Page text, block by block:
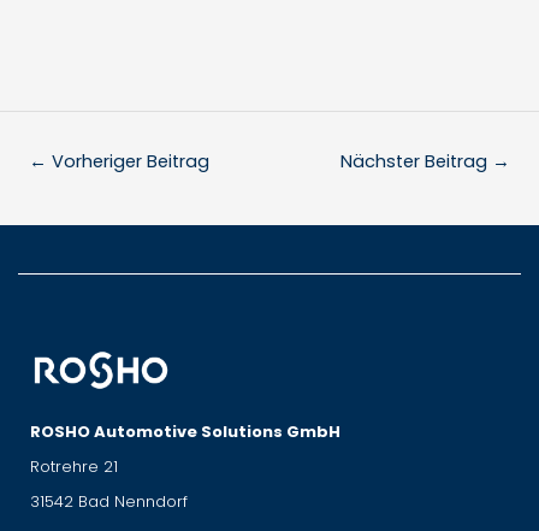
← Vorheriger Beitrag Nächster Beitrag →
ROSHO Automotive Solutions GmbH
Rotrehre 21
31542 Bad Nenndorf